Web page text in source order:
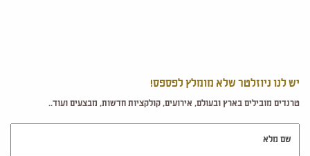
יש לנו ניוזלטר שלא מומלץ לפספס!
טרנדים מובילים בארץ ובעולם, אירועים, קולקציות חדשות, מבצעים ועוד..